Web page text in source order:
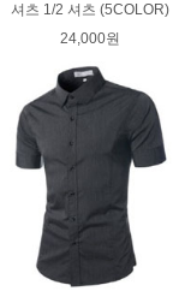
셔츠 1/2 셔츠 (5COLOR)
24,000원